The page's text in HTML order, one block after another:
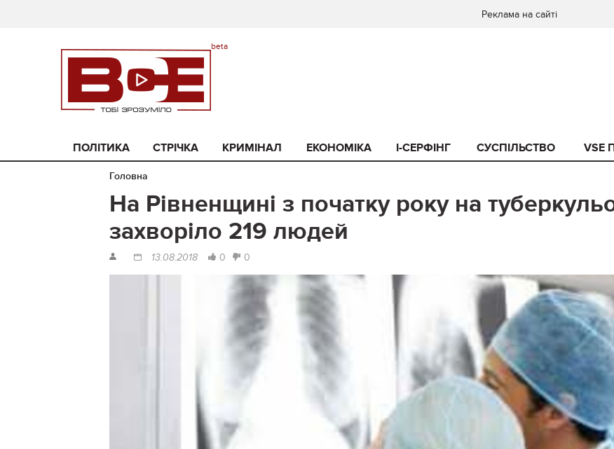
Реклама на сайті
ПОЛІТИКА СТРІЧКА КРИМІНАЛ ЕКОНОМІКА I-СЕРФІНГ СУСПІЛЬСТВО VSE
Головна
На Рівненщині з початку року на
захворіло 219 людей
13.08.2018 0 0